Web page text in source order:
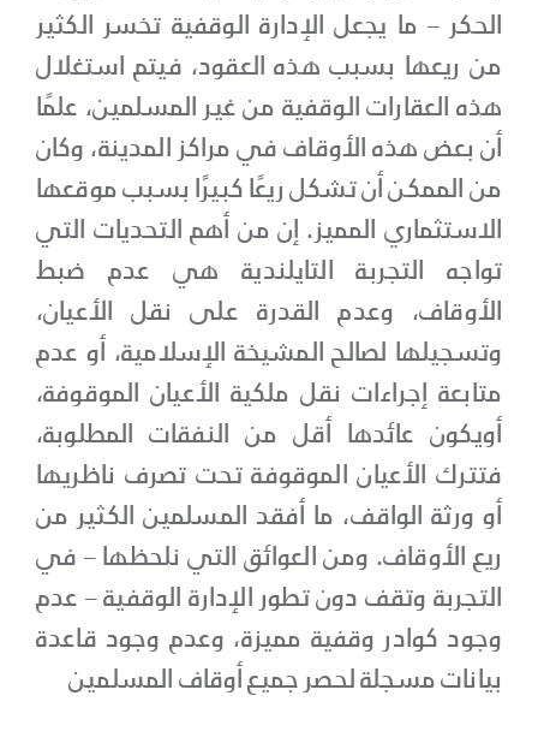
الحكر – ما يجعل الإدارة الوقفية تخسر الكثير
من ريعها بسبب هذه العقود، فيتم استغلال
هذه العقارات الوقفية من غير المسلمين، علمًا
أن بعض هذه الأوقاف في مراكز المدينة، وكان
من الممكن أن تشكل ريعًا كبيرًا بسبب موقعها
الاستثماري المميز. إن من أهم التحديات التي
تواجه التجربة التايلندية هي عدم ضبط
الأوقاف، وعدم القدرة على نقل الأعيان،
وتسجيلها لصالح المشيخة الإسلامية، أو عدم
متابعة إجراءات نقل ملكية الأعيان الموقوفة،
أويكون عائدها أقل من النفقات المطلوبة،
فتترك الأعيان الموقوفة تحت تصرف ناظريها
أو ورثة الواقف، ما أفقد المسلمين الكثير من
ريع الأوقاف. ومن العوائق التي نلحظها – في
التجربة وتقف دون تطور الإدارة الوقفية – عدم
وجود كوادر وقفية مميزة، وعدم وجود قاعدة
بيانات مسجلة لحصر جميع أوقاف المسلمين